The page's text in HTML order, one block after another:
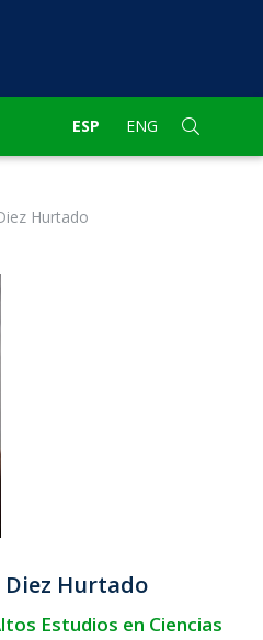
ESP ENG
Hurtado
Hurtado
Estudios en Ciencias